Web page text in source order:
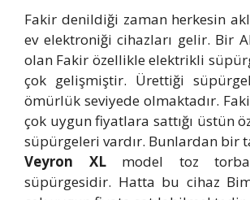
Fakir denildiği zaman herkesin
ev elektroniği cihazları gelir. Bir
olan Fakir özellikle elektrikli
çok gelişmiştir. Ürettiği
ömürlük seviyede olmaktadır.
çok uygun fiyatlara sattığı üstün
süpürgeleri vardır. Bunlardan bir
Veyron XLmodel toz
süpürgesidir. Hatta bu cihaz